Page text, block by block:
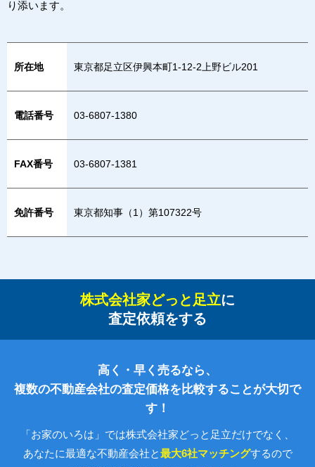
り添います。
所在地 東京都足立区伊興本町1-12-2上野ビル201
電話番号 03-6807-1380
FAX番号 03-6807-1381
免許番号 東京都知事（1）第107322号
株式会社家どっと足立に
査定依頼をする
高く・早く売るなら、
複数の不動産会社の査定価格を比較することが大切で
す！
「お家のいろは」では株式会社家どっと足立だけでなく、
あなたに最適な不動産会社と最大6社マッチングするので